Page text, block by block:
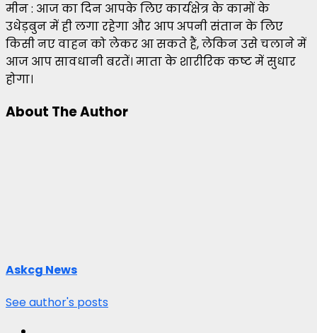
मीन : आज का दिन आपके लिए कार्यक्षेत्र के कामों के
उधेड़बुन में ही लगा रहेगा और आप अपनी संतान के लिए
किसी नए वाहन को लेकर आ सकते हैं, लेकिन उसे चलाने में
आज आप सावधानी बरतें। माता के शारीरिक कष्ट में सुधार
होगा।
About The Author
Askcg News
See author's posts